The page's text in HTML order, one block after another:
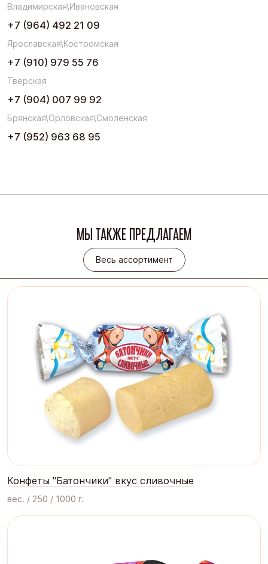
Владимирская\Ивановская
+7 (964) 492 21 09
Ярославская\Костромская
+7 (910) 979 55 76
Тверская
+7 (904) 007 99 92
Брянская\Орловская\Смоленская
+7 (952) 963 68 95
МЫ ТАКЖЕ ПРЕДЛАГАЕМ
Весь ассортимент
Весь ассортимент
Конфеты "Батончики" вкус сливочные
вес. / 250 / 1000 г.